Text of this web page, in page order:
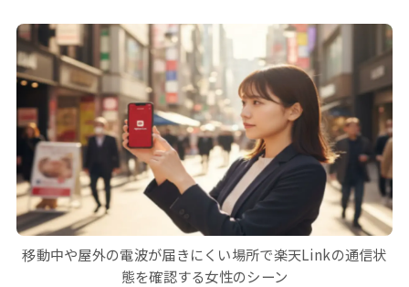
移動中や屋外の電波が届きにくい場所で楽天Linkの通信状
態を確認する女性のシーン